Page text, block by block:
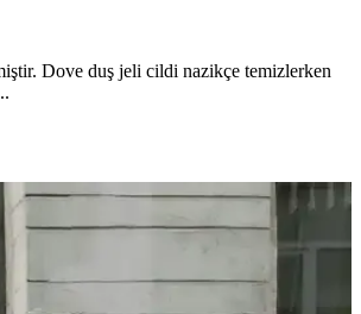
Dove duş jeli cildi nazikçe temizlerken